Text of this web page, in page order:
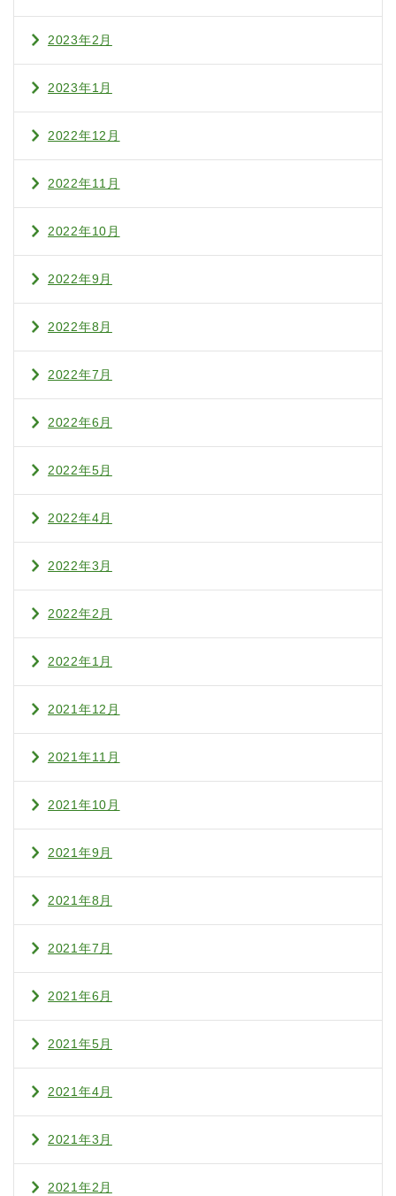
2023年2月
2023年1月
2022年12月
2022年11月
2022年10月
2022年9月
2022年8月
2022年7月
2022年6月
2022年5月
2022年4月
2022年3月
2022年2月
2022年1月
2021年12月
2021年11月
2021年10月
2021年9月
2021年8月
2021年7月
2021年6月
2021年5月
2021年4月
2021年3月
2021年2月